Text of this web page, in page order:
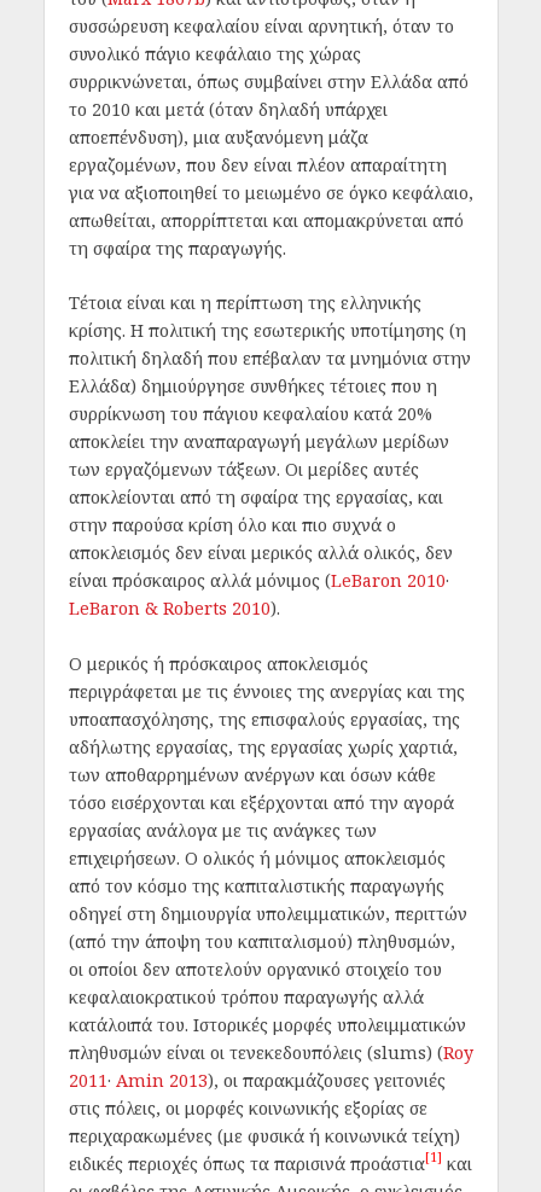
συσσώρευση κεφαλαίου είναι αρνητική, όταν το
συνολικό πάγιο κεφάλαιο της χώρας
συρρικνώνεται, όπως συμβαίνει στην Ελλάδα από
το 2010 και μετά (όταν δηλαδή υπάρχει
αποεπένδυση), μια αυξανόμενη μάζα
εργαζομένων, που δεν είναι πλέον απαραίτητη
για να αξιοποιηθεί το μειωμένο σε όγκο κεφάλαιο,
απωθείται, απορρίπτεται και απομακρύνεται από
τη σφαίρα της παραγωγής.
Τέτοια είναι και η περίπτωση της ελληνικής
κρίσης. Η πολιτική της εσωτερικής υποτίμησης (η
πολιτική δηλαδή που επέβαλαν τα μνημόνια στην
Ελλάδα) δημιούργησε συνθήκες τέτοιες που η
συρρίκνωση του πάγιου κεφαλαίου κατά 20%
αποκλείει την αναπαραγωγή μεγάλων μερίδων
των εργαζόμενων τάξεων. Οι μερίδες αυτές
αποκλείονται από τη σφαίρα της εργασίας, και
στην παρούσα κρίση όλο και πιο συχνά ο
αποκλεισμός δεν είναι μερικός αλλά ολικός, δεν
είναι πρόσκαιρος αλλά μόνιμος (LeBaron 2010·
LeBaron & Roberts 2010).
Ο μερικός ή πρόσκαιρος αποκλεισμός
περιγράφεται με τις έννοιες της ανεργίας και της
υποαπασχόλησης, της επισφαλούς εργασίας, της
αδήλωτης εργασίας, της εργασίας χωρίς χαρτιά,
των αποθαρρημένων ανέργων και όσων κάθε
τόσο εισέρχονται και εξέρχονται από την αγορά
εργασίας ανάλογα με τις ανάγκες των
επιχειρήσεων. Ο ολικός ή μόνιμος αποκλεισμός
από τον κόσμο της καπιταλιστικής παραγωγής
οδηγεί στη δημιουργία υπολειμματικών, περιττών
(από την άποψη του καπιταλισμού) πληθυσμών,
οι οποίοι δεν αποτελούν οργανικό στοιχείο του
κεφαλαιοκρατικού τρόπου παραγωγής αλλά
κατάλοιπά του. Ιστορικές μορφές υπολειμματικών
πληθυσμών είναι οι τενεκεδουπόλεις (slums) (Roy
2011· Amin 2013), οι παρακμάζουσες γειτονιές
στις πόλεις, οι μορφές κοινωνικής εξορίας σε
περιχαρακωμένες (με φυσικά ή κοινωνικά τείχη)
ειδικές περιοχές όπως τα παρισινά προάστια[1] και